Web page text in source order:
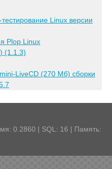
Linux версии
Plop Linux
(1.1.3)
LiveCD (270 Мб) сборки
0.2860 | SQL: 16 | Память: